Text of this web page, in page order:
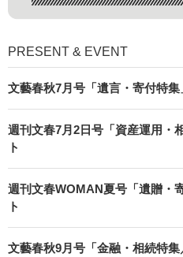
PRESENT & EVENT
文藝春秋7月号「遺言・寄付特
週刊文春7月2日号「資産運用・
ト
週刊文春WOMAN夏号「遺贈・
ト
文藝春秋9月号「金融・相続特